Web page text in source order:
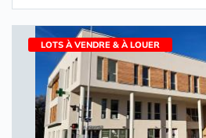
LOTS À VENDRE & À LOUER